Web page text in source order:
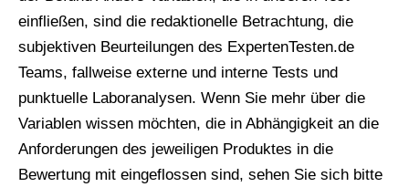
einfließen, sind die redaktionelle Betrachtung, die
subjektiven Beurteilungen des ExpertenTesten.de
Teams, fallweise externe und interne Tests und
punktuelle Laboranalysen. Wenn Sie mehr über die
Variablen wissen möchten, die in Abhängigkeit an die
Anforderungen des jeweiligen Produktes in die
Bewertung mit eingeflossen sind, sehen Sie sich bitte